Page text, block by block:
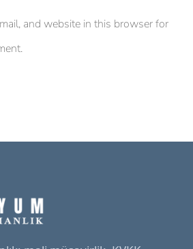
and website in this browser for